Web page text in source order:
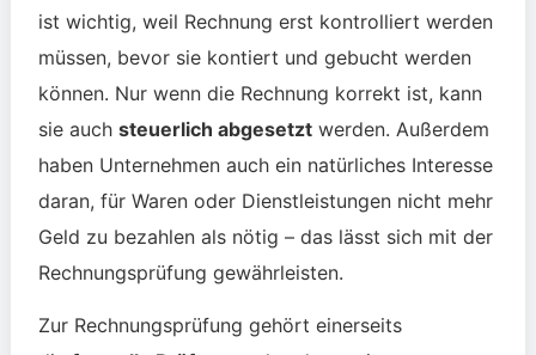
ist wichtig, weil Rechnung erst kontrolliert werden
müssen, bevor sie kontiert und gebucht werden
können. Nur wenn die Rechnung korrekt ist, kann
sie auch steuerlich abgesetztwerden. Außerdem
haben Unternehmen auch ein natürliches Interesse
daran, für Waren oder Dienstleistungen nicht mehr
Geld zu bezahlen als nötig – das lässt sich mit der
Rechnungsprüfung gewährleisten.
Zur Rechnungsprüfung gehört einerseits